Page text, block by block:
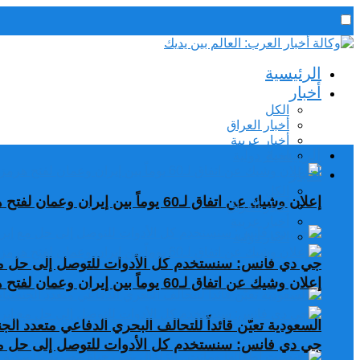
رئيس التحرير / د. اسماعيل الجنابي
الجمعة,7 أغسطس, 2026الرئيسية
أخبار
الكل
أخبار العراق
أخبار عربية
إعلان وشيك عن اتفاق لـ60 يوماً بين إيران وعمان لفتح هرمز
جي دي فانس: سنستخدم كل الأدوات للتوصل إلى حل
السعودية تعيّن قائداً للتحالف البحري الدفاعي متعدد
الرئيسية
أخبار
أخبار العراق
إعلان وشيك عن اتفاق لـ60 يوماً بين إيران وعمان لفتح هرمز
جي دي فانس: سنستخدم كل الأدوات للتوصل إلى حل